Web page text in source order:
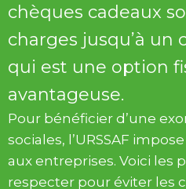
chèques cadeaux
charges jusqu’à un
qui est une option
avantageuse.
Pour bénéficier d’une
sociales, l’URSSAF
aux entreprises. Voici les
respecter pour éviter les